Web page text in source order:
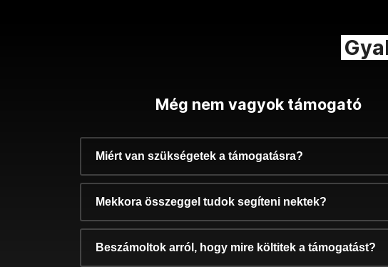
Még nem vagyok támogató
Miért van szükségetek a támogatásra?
Mekkora összeggel tudok segíteni nektek?
Beszámoltok arról, hogy mire költitek a támogatást?